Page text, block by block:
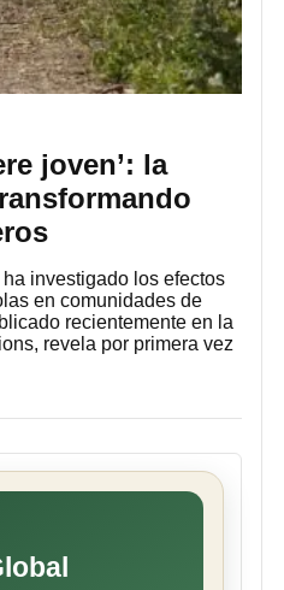
joven’: la
investigado los efectos
en comunidades de
recientemente en la
revela por primera vez